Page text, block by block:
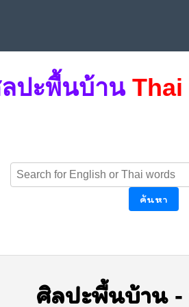
ปะพื้นบ้าน Thai
ค้นหา
ศิลปะพื้นบ้าน-